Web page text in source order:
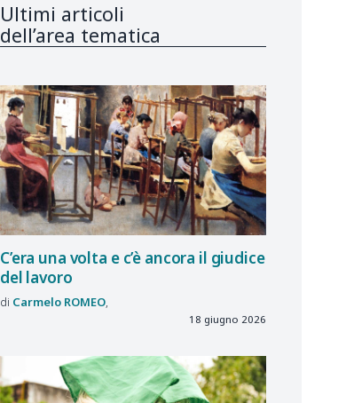
Ultimi articoli
dell’area tematica
C’era una volta e c’è ancora il giudice
del lavoro
Carmelo ROMEO
18 giugno 2026